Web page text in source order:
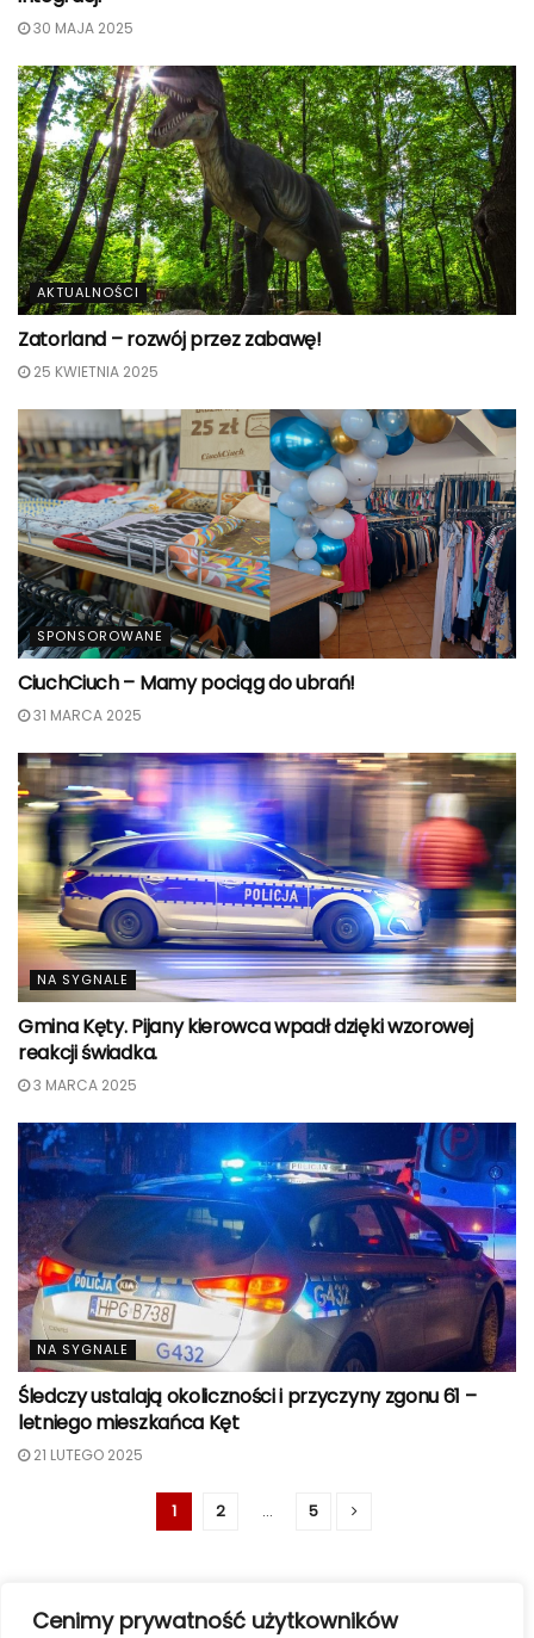
Cenimy prywatność użytkowników
30 MAJA 2025
AKTUALNOŚCI
Zatorland – rozwój przez zabawę!
25 KWIETNIA 2025
SPONSOROWANE
CiuchCiuch – Mamy pociąg do ubrań!
31 MARCA 2025
NA SYGNALE
Gmina Kęty. Pijany kierowca wpadł dzięki wzorowej
reakcji świadka.
3 MARCA 2025
NA SYGNALE
Śledczy ustalają okoliczności i przyczyny zgonu 61 –
letniego mieszkańca Kęt
21 LUTEGO 2025
1 2 … 5